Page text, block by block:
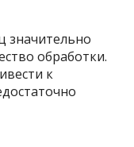
значительно
обработки.
к